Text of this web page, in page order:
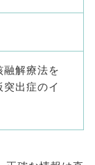
融解療法を
出症のイ